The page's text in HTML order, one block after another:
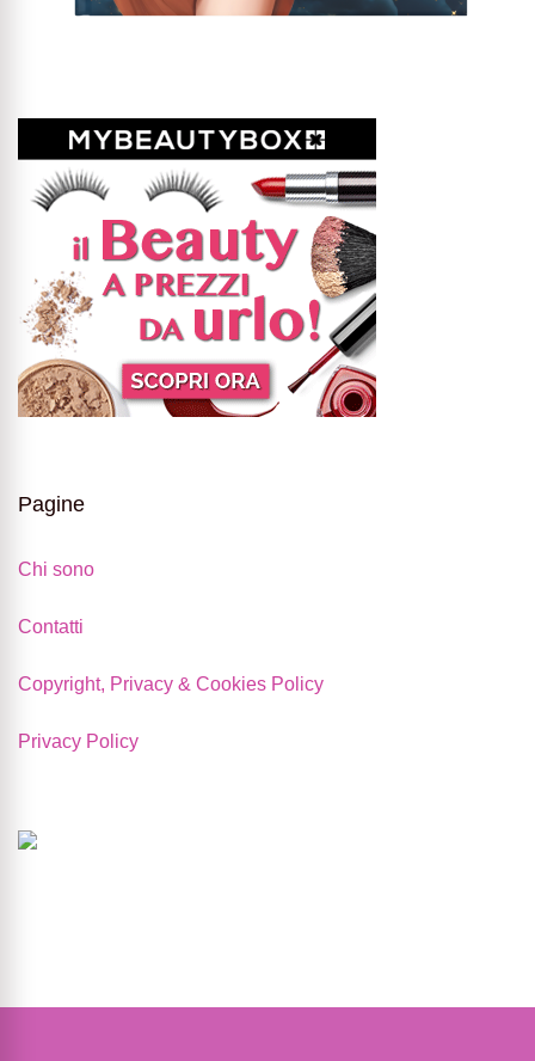
Pagine
Chi sono
Contatti
Copyright, Privacy & Cookies Policy
Privacy Policy